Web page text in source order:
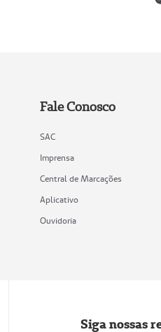
Fale Conosco
SAC
Imprensa
Central de Marcações
Aplicativo
Ouvidoria
Siga nossas